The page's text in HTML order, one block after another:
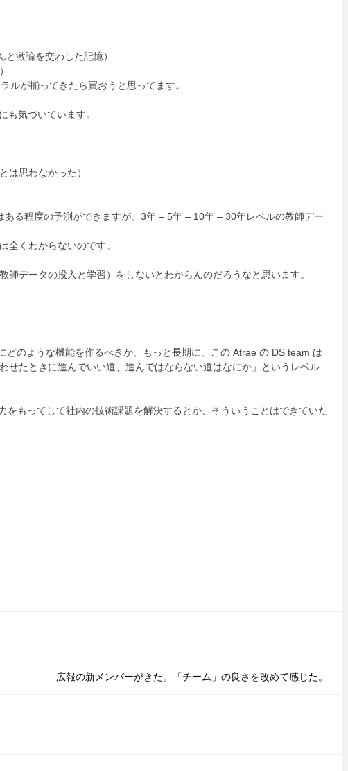
激論を交わした記憶）
ルが揃ってきたら買おうと思ってます。
気づいています。
は思わなかった）
る程度の予測ができますが、3年 – 5年 – 10年 – 30年レベルの教師デー
全くわからないのです。
データの投入と学習）をしないとわからんのだろうなと思います。
のような機能を作るべきか、もっと長期に、この Atrae の DS team は
せたときに進んでいい道、進んではならない道はなにか」というレベル
もってして社内の技術課題を解決するとか、そういうことはできていた
広報の新メンバーがきた。「チーム」の良さを改めて感じた。